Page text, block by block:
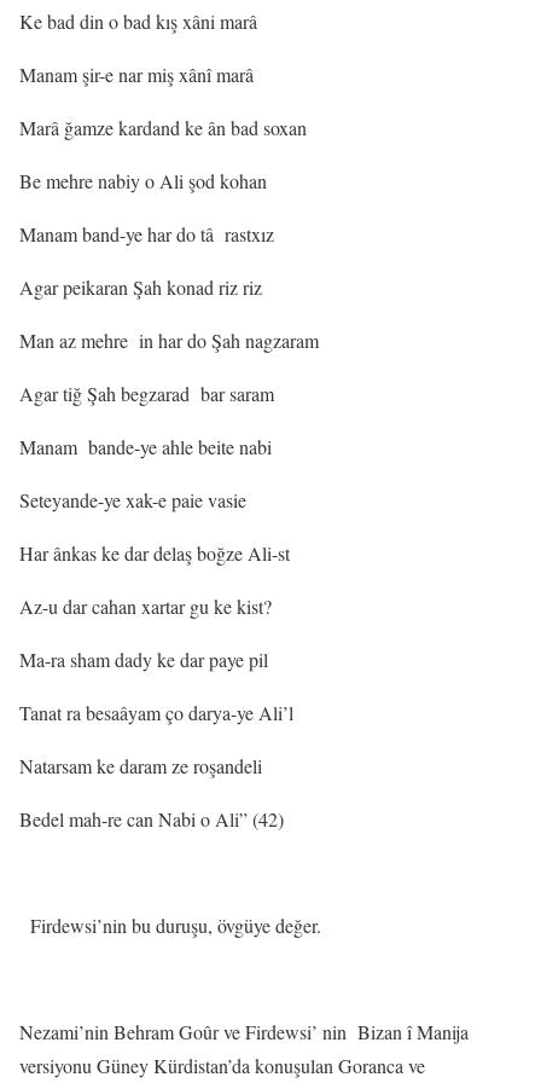
Ke bad din o bad kış xâni marâ
Manam şir-e nar miş xânî marâ
Marâ ğamze kardand ke ân bad soxan
Be mehre nabiy o Ali şod kohan
Manam band-ye har do tâ rastxız
Agar peikaran Şah konad riz riz
Man az mehre in har do Şah nagzaram
Agar tiğ Şah begzarad bar saram
Manam bande-ye ahle beite nabi
Seteyande-ye xak-e paie vasie
Har ânkas ke dar delaş boğze Ali-st
Az-u dar cahan xartar gu ke kist?
Ma-ra sham dady ke dar paye pil
Tanat ra besaâyam ço darya-ye Ali’l
Natarsam ke daram ze roşandeli
Bedel mah-re can Nabi o Ali” (42)
Firdewsi’nin bu duruşu, övgüye değer.
Nezami’nin Behram Goûr ve Firdewsi’ nin Bizan î Manija
versiyonu Güney Kürdistan’da konuşulan Goranca ve